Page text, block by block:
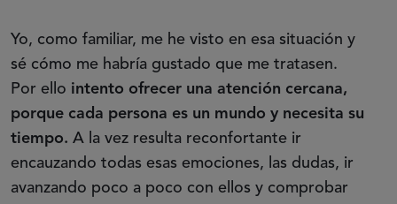
Yo, como familiar, me he visto en esa situación y
sé cómo me habría gustado que me tratasen.
Por ello intento ofrecer una atención cercana,
porque cada persona es un mundo y necesita su
tiempo. A la vez resulta reconfortante ir
encauzando todas esas emociones, las dudas, ir
avanzando poco a poco con ellos y comprobar